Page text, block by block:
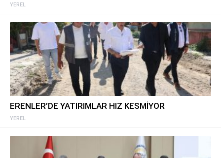
YEREL
YEREL
ERENLER’DE YATIRIMLAR HIZ KESMİYOR